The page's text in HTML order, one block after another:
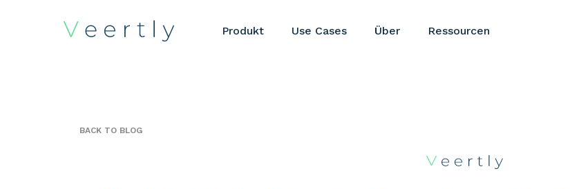
Produkt Use Cases Über Ressourcen
BACK TO BLOG